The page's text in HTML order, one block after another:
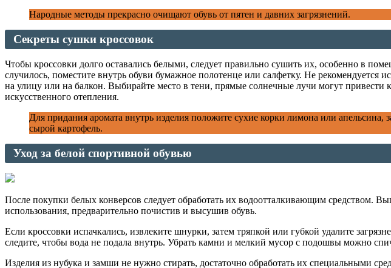
Народные методы прекрасно очищают обувь от пятен и давних загрязнений.
Секреты сушки кроссовок
Чтобы кроссовки долго оставались белыми, следует правильно сушить их, особенно в
случилось, поместите внутрь обуви бумажное полотенце или салфетку. Не рекомендуется
на улицу или на балкон. Выбирайте место в тени, прямые солнечные лучи могут
искусственного отепления.
Для придания аромата внутрь изделия положите сухие корки лимона или
сырой картофель.
Уход за белой спортивной обувью
После покупки белых конверсов следует обработать их водоотталкивающим средством.
использования, предварительно почистив и высушив обувь.
Если кроссовки испачкались, извлеките шнурки, затем тряпкой или губкой удалите
следите, чтобы вода не подала внутрь. Убрать камни и мелкий мусор с подошвы можно
Изделия из нубука и замши не нужно стирать, достаточно обработать их специальными